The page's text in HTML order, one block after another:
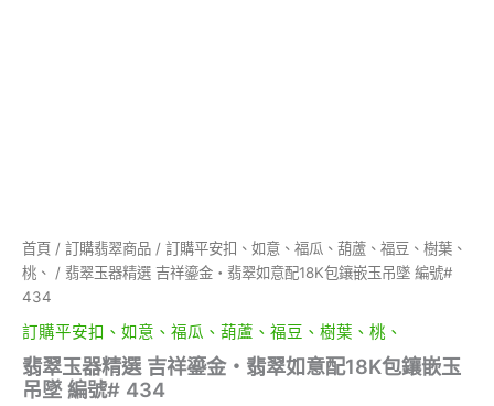
首頁 / 訂購翡翠商品 / 訂購平安扣、如意、福瓜、葫蘆、福豆、樹葉、
桃、 / 翡翠玉器精選 吉祥鎏金・翡翠如意配18K包鑲嵌玉吊墜 編號#
434
訂購平安扣、如意、福瓜、葫蘆、福豆、樹葉、桃、
翡翠玉器精選 吉祥鎏金・翡翠如意配18K包鑲嵌玉
吊墜 編號# 434
嵌
玉
吊
墜
編
#
434